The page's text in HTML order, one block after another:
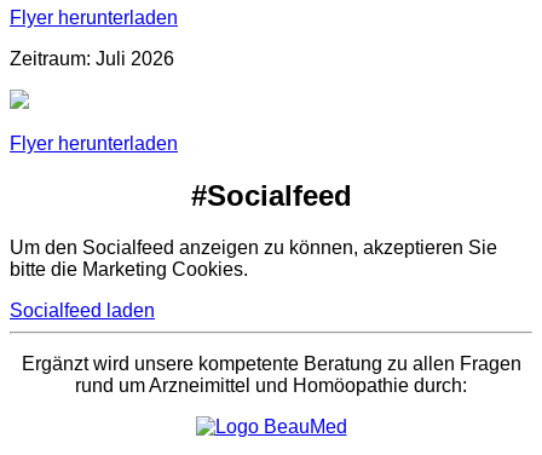
Flyer herunterladen
Zeitraum: Juli 2026
Flyer herunterladen
#Socialfeed
Um den Socialfeed anzeigen zu können, akzeptieren Sie
bitte die Marketing Cookies.
Socialfeed laden
Ergänzt wird unsere kompetente Beratung zu allen Fragen
rund um Arzneimittel und Homöopathie durch: